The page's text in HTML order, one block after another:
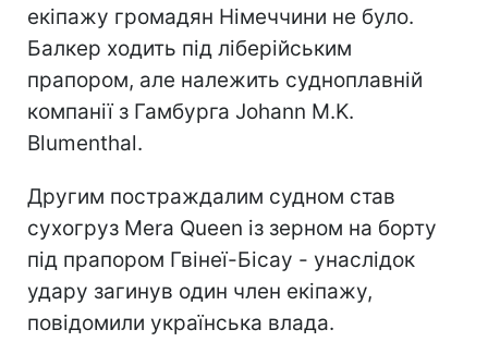
екіпажу громадян Німеччини не було.
Балкер ходить під ліберійським
прапором, але належить судноплавній
компанії з Гамбурга Johann M.K.
Blumenthal.
Другим постраждалим судном став
сухогруз Mera Queen із зерном на борту
під прапором Гвінеї-Бісау - унаслідок
удару загинув один член екіпажу,
повідомили українська влада.